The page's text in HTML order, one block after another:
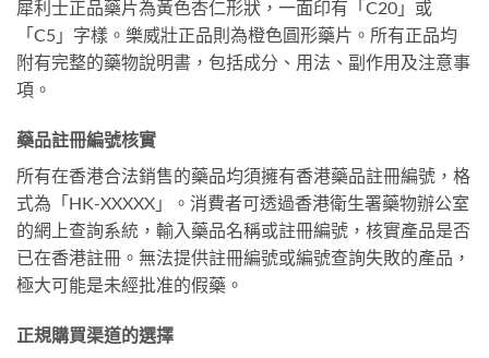
犀利士正品藥片為黃色杏仁形狀，一面印有「C20」或
「C5」字樣。樂威壯正品則為橙色圓形藥片。所有正品均
附有完整的藥物說明書，包括成分、用法、副作用及注意事
項。
藥品註冊編號核實
所有在香港合法銷售的藥品均須擁有香港藥品註冊編號，格
式為「HK-XXXXX」。消費者可透過香港衛生署藥物辦公室
的網上查詢系統，輸入藥品名稱或註冊編號，核實產品是否
已在香港註冊。無法提供註冊編號或編號查詢失敗的產品，
極大可能是未經批准的假藥。
正規購買渠道的選擇